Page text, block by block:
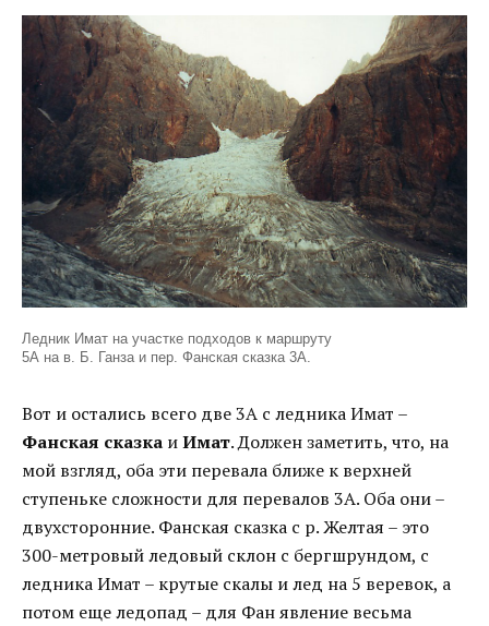
Ледник Имат на участке подходов к маршруту
5А на в. Б. Ганза и пер. Фанская сказка 3А.
Вот и остались всего две 3А с ледника Имат –
Фанская сказка иИмат. Должен заметить, что, на
мой взгляд, оба эти перевала ближе к верхней
ступеньке сложности для перевалов 3А. Оба они –
двухсторонние. Фанская сказка с р. Желтая – это
300-метровый ледовый склон с бергшрундом, с
ледника Имат – крутые скалы и лед на 5 веревок, а
потом еще ледопад – для Фан явление весьма